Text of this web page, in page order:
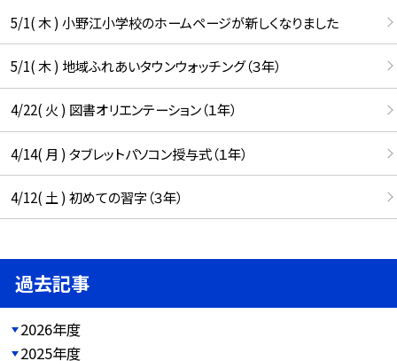
5/1( 木 ) 小野江小学校のホームページが新しくなりました
5/1( 木 ) 地域ふれあいタウンウォッチング（３年）
4/22( 火 ) 図書オリエンテーション（１年）
4/14( 月 ) タブレットパソコン授与式（１年）
4/12( 土 ) 初めての習字（３年）
過去記事
2026年度
2025年度